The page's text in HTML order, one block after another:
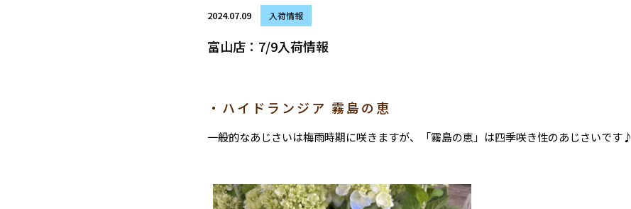
2024.07.09 入荷情報
富山店：7/9入荷情報
・ハイドランジア 霧島の恵
一般的なあじさいは梅雨時期に咲きますが、「霧島の恵」は四季咲き性のあじさいです♪